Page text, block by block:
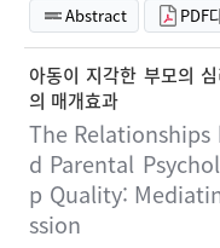
Abstract PDF
아동이 지각한 부모의
의 매개효과
The
d Parental
p Quality:
ssion